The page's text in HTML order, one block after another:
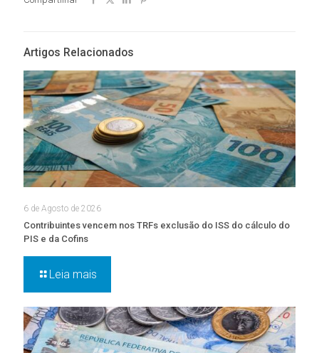
Artigos Relacionados
6 de Agosto de 2026
Contribuintes vencem nos TRFs exclusão do ISS do cálculo do
PIS e da Cofins
Leia mais